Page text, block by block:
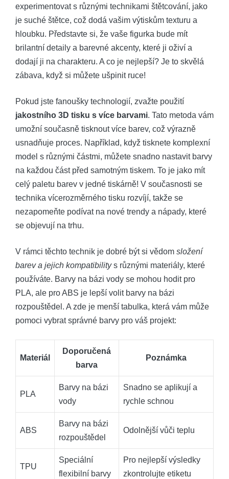
experimentovat s různými technikami štětcování, jako
je suché štětce, což dodá vašim výtiskům texturu a
hloubku. Představte si, že vaše figurka bude mít
brilantní detaily a barevné akcenty, které ji oživí a
dodají ji na charakteru. A co je nejlepší? Je to skvělá
zábava, když si můžete ušpinit ruce!
Pokud jste fanoušky technologií, zvažte použití
jakostního 3D tisku s více barvami. Tato metoda vám
umožní současně tisknout více barev, což výrazně
usnadňuje proces. Například, když tisknete komplexní
model s různými částmi, můžete snadno nastavit barvy
na každou část před samotným tiskem. To je jako mít
celý paletu barev v jedné tiskárně! V současnosti se
technika vícerozměrného tisku rozvíjí, takže se
nezapomeňte podívat na nové trendy a nápady, které
se objevují na trhu.
V rámci těchto technik je dobré být si vědom složení
barev a jejich kompatibilitys různými materiály, které
používáte. Barvy na bázi vody se mohou hodit pro
PLA, ale pro ABS je lepší volit barvy na bázi
rozpouštědel. A zde je menší tabulka, která vám může
pomoci vybrat správné barvy pro váš projekt:
Materiál
Doporučená
barva
Poznámka
PLA
Barvy na bázi
vody
Snadno se aplikují a
rychle schnou
ABS
Barvy na bázi
rozpouštědel
Odolnější vůči teplu
TPU
Speciální
flexibilní barvy
Pro nejlepší výsledky
zkontrolujte etiketu